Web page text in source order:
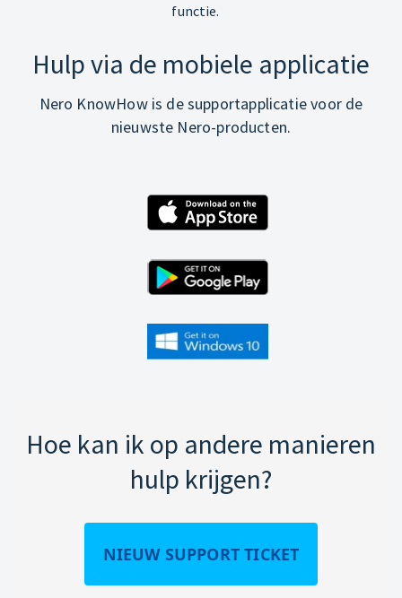
functie.
Hulp via de mobiele applicatie
Nero KnowHow is de supportapplicatie voor de
nieuwste Nero-producten.
Hoe kan ik op andere manieren
hulp krijgen?
NIEUW SUPPORT TICKET